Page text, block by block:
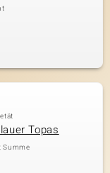
Topas
Summe